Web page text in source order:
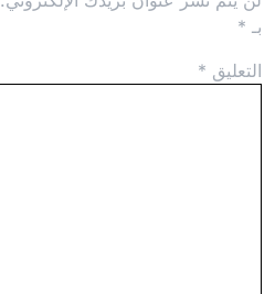
بـ *
التعليق *